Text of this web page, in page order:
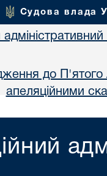
Судова влада
до П'ятого
апеляційними